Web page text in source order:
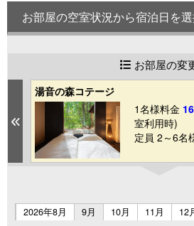
お部屋の空室状況から宿泊日を
お部屋の変
湯音の森コテージ
1名様料金
室利用時)
定員 2～6名
2026年8月
9月 10月 11月 12